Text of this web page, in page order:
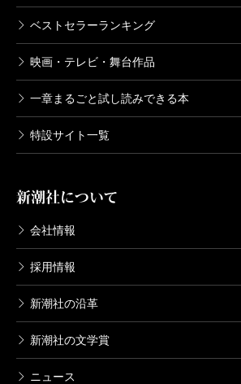
ベストセラーランキング
映画・テレビ・舞台作品
一章まるごと試し読みできる本
特設サイト一覧
新潮社について
会社情報
採用情報
新潮社の沿革
新潮社の文学賞
ニュース